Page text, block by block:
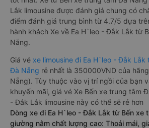
Lắk limousine được đánh giá chung có
điểm đánh giá trung bình từ 4.7/5 dựa
hành khách Xe về Ea H`leo - Đắk Lắk từ
Nẵng.
Giá vé xe limousine đi Ea H`leo - Đắk Lắk
Đà Nẵng rẻ nhất là 350000VND của
Nẵng). Tùy thuộc vào vị trí ngồi của bạn
khuyến mãi, giá vé Xe Bến xe trung tâm
- Đắk Lắk limousine này có thể sẽ rẻ hơn
Dòng xe đi Ea H`leo - Đắk Lắk từ Bến xe
giường nằm chất lượng cao: Thoải mái,